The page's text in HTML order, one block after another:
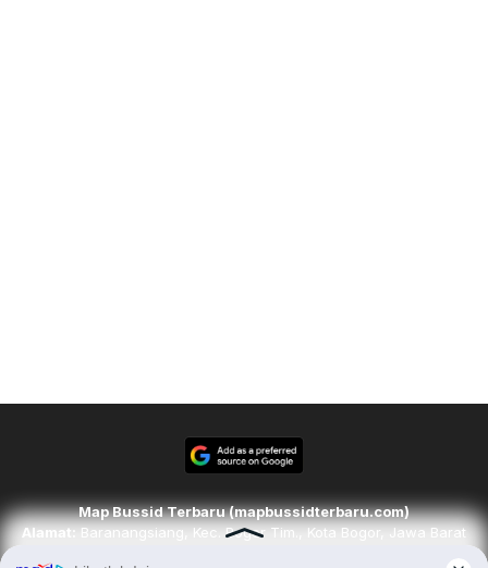
Map Bussid Terbaru (mapbussidterbaru.com)
Alamat: Baranangsiang, Kec. Bogor Tim., Kota Bogor, Jawa Barat